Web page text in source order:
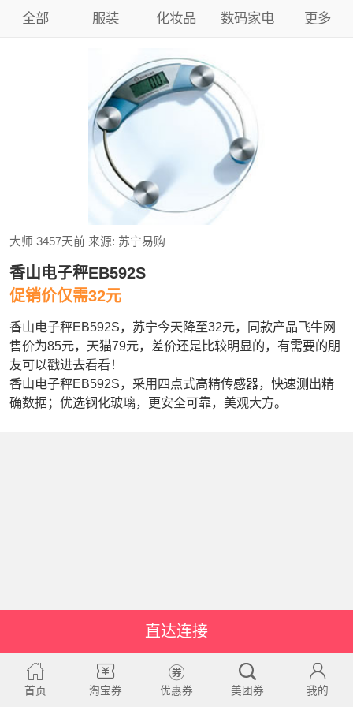
全部 服装 化妆品 数码家电 更多
大师 3457天前来源: 苏宁易购
香山电子秤EB592S
促销价仅需32元
香山电子秤EB592S，苏宁今天降至32元，同款产品飞牛网
售价为85元，天猫79元，差价还是比较明显的，有需要的朋
友可以戳进去看看！
香山电子秤EB592S，采用四点式高精传感器，快速测出精
确数据；优选钢化玻璃，更安全可靠，美观大方。
直达连接
首页 淘宝券 优惠券 美团券 我的